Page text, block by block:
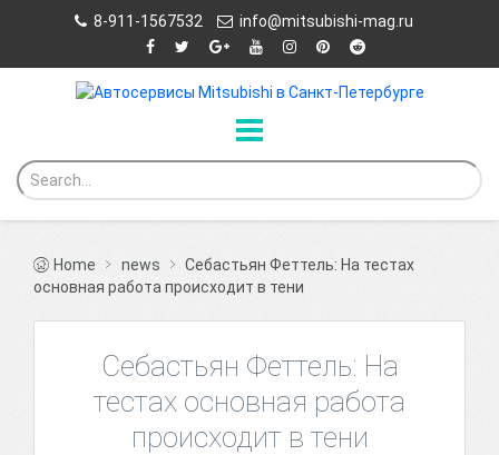
8-911-1567532 info@mitsubishi-mag.ru
Home news
Себастьян Феттель: На тестах
основная работа происходит в тени
Себастьян Феттель: На
тестах основная работа
происходит в тени